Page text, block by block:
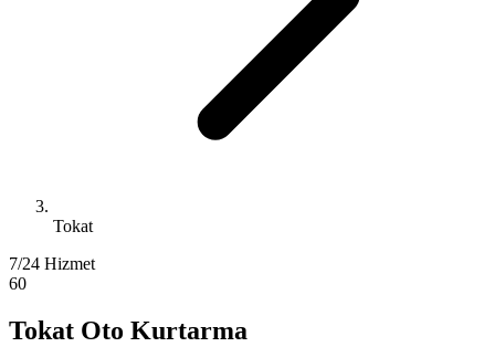
Tokat
7/24 Hizmet
60
Tokat Oto Kurtarma